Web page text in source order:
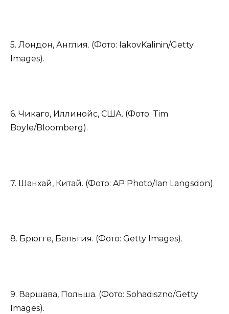
5. Лондон, Англия. (Фото: IakovKalinin/Getty
Images).
6. Чикаго, Иллинойс, США. (Фото: Tim
Boyle/Bloomberg).
7. Шанхай, Китай. (Фото: AP Photo/Ian Langsdon).
8. Брюгге, Бельгия. (Фото: Getty Images).
9. Варшава, Польша. (Фото: Sohadiszno/Getty
Images).